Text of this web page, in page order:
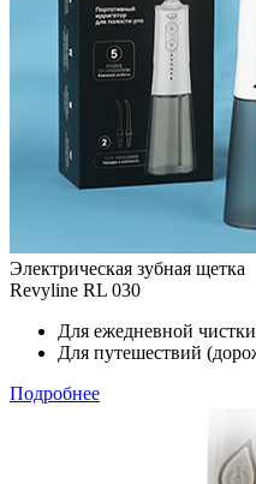
Электрическая зубная щетка
Revyline RL 030
Для ежедневной чистки
Для путешествий
Подробнее